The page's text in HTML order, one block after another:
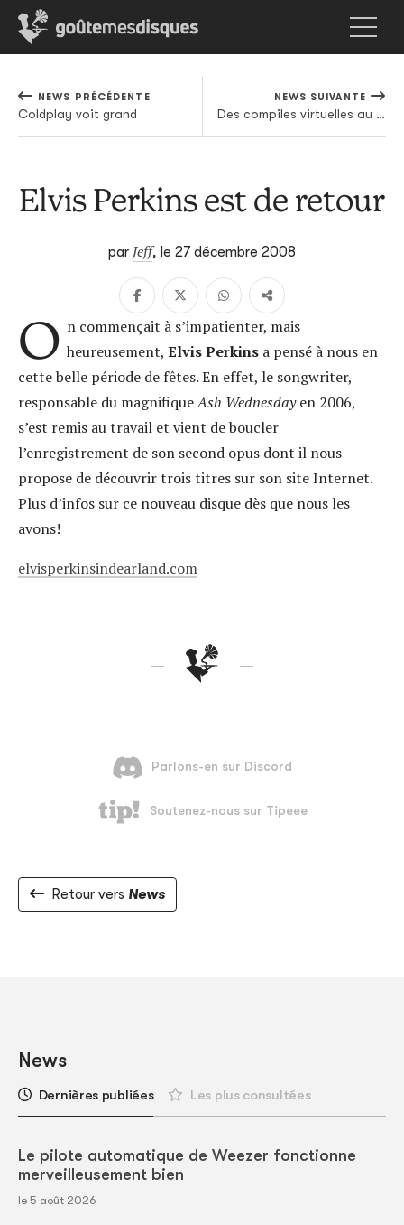
NEWS PRÉCÉDENTE
Coldplay voit grand
NEWS SUIVANTE
Des compiles virtuelles au pied de votre sapin
Elvis Perkins est de retour
par Jeff, le 27 décembre 2008
O n commençait à s’impatienter, mais
heureusement, Elvis Perkinsa pensé à nous en
cette belle période de fêtes. En effet, le songwriter,
responsable du magnifiqueAsh Wednesdayen 2006,
s’est remis au travail et vient de boucler
l’enregistrement de son second opus dont il nous
propose de découvrir trois titres sur son site Internet.
Plus d’infos sur ce nouveau disque dès que nous les
avons!
elvisperkinsindearland.com
Retour vers News
News
Dernières publiées Les plus consultées
Le pilote automatique de Weezer fonctionne
merveilleusement bien
le 5 août 2026